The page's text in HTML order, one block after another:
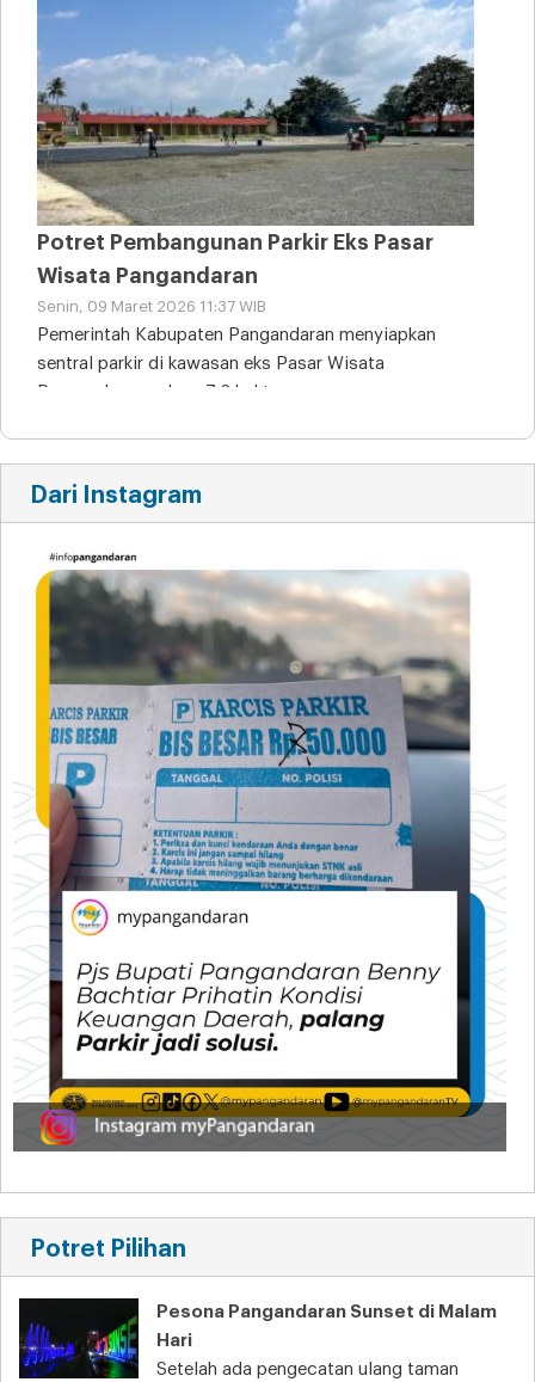
Potret Pembangunan Parkir Eks Pasar
Wisata Pangandaran
Senin, 09 Maret 2026 11:37 WIB
Pemerintah Kabupaten Pangandaran menyiapkan
sentral parkir di kawasan eks Pasar Wisata
Pangandaran seluas 7,2 hektare
Dari Instagram
Potret Pilihan
Pesona Pangandaran Sunset di Malam
Hari
Setelah ada pengecatan ulang taman